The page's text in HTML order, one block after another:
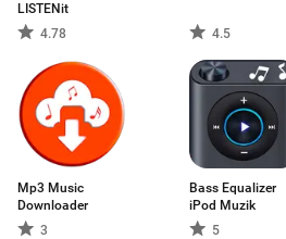
LISTENit
4.78
4.5
Mp3 Music
Downloader
3
Bass Equalizer
iPod Muzik
5